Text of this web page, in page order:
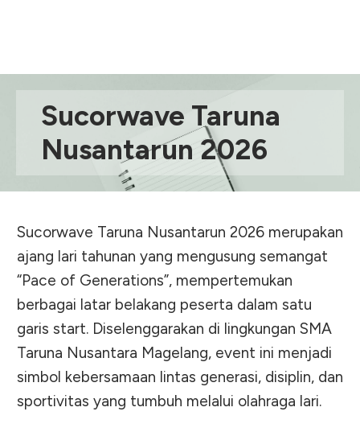
Sucorwave Taruna
Nusantarun 2026
Sucorwave Taruna Nusantarun 2026 merupakan
ajang lari tahunan yang mengusung semangat
“Pace of Generations”, mempertemukan
berbagai latar belakang peserta dalam satu
garis start. Diselenggarakan di lingkungan SMA
Taruna Nusantara Magelang, event ini menjadi
simbol kebersamaan lintas generasi, disiplin, dan
sportivitas yang tumbuh melalui olahraga lari.